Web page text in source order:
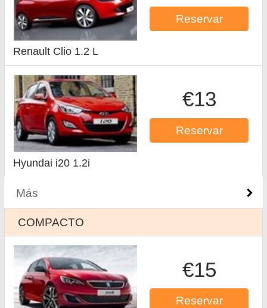
Reservar
Renault Clio 1.2 L
€13
Reservar
Hyundai i20 1.2i
Más
COMPACTO
€15
Reservar